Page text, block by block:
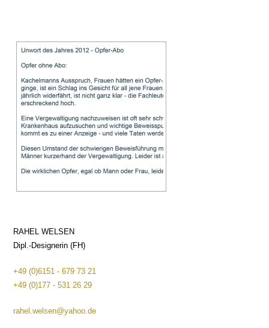
RAHEL WELSEN
Dipl.-Designerin (FH)
+49 (0)6151 - 679 73 21
+49 (0)177 - 531 26 29
rahel.welsen@yahoo.de